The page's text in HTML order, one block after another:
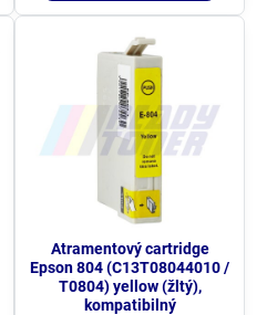
Atramentový cartridge
Epson 804 (C13T08044010 /
T0804) yellow (žltý),
kompatibilný